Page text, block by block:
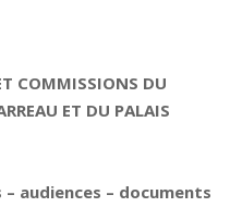
COMMISSIONS DU
ET DU PALAIS
– audiences – documents